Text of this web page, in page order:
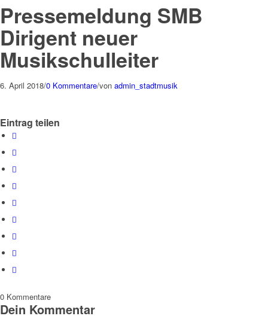
Pressemeldung SMB
Dirigent neuer
Musikschulleiter
6. April 2018/0 Kommentare/von admin_stadtmusik
Eintrag teilen
0 Kommentare
Dein Kommentar